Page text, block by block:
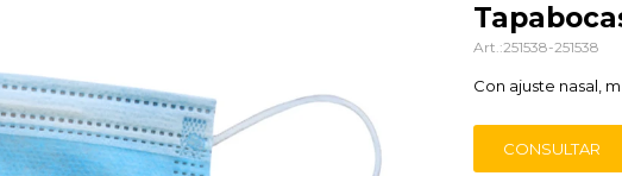
251538-251538
Con ajuste nasal,
CONSULTAR